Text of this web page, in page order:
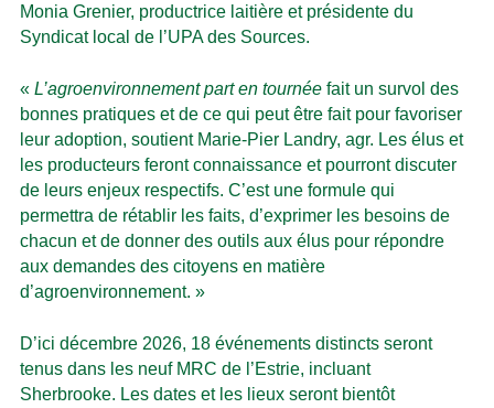
Monia Grenier, productrice laitière et présidente du
Syndicat local de l’UPA des Sources.
« L’agroenvironnement part en tournéefait un survol des
bonnes pratiques et de ce qui peut être fait pour favoriser
leur adoption, soutient Marie-Pier Landry, agr. Les élus et
les producteurs feront connaissance et pourront discuter
de leurs enjeux respectifs. C’est une formule qui
permettra de rétablir les faits, d’exprimer les besoins de
chacun et de donner des outils aux élus pour répondre
aux demandes des citoyens en matière
d’agroenvironnement. »
D’ici décembre 2026, 18 événements distincts seront
tenus dans les neuf MRC de l’Estrie, incluant
Sherbrooke. Les dates et les lieux seront bientôt